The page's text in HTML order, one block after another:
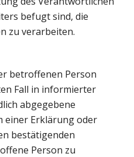
befugt sind, die
zu verarbeiten.
betroffenen Person
Fall in informierter
abgegebene
einer Erklärung oder
bestätigenden
Person zu